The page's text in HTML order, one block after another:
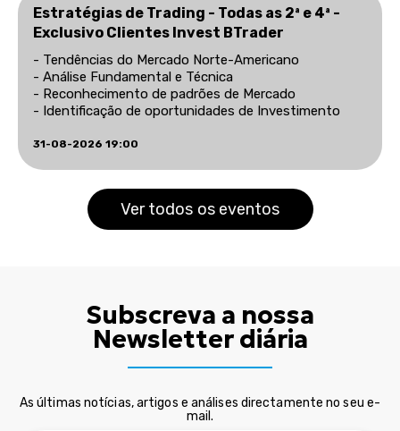
Estratégias de Trading - Todas as 2ª e 4ª -
Exclusivo Clientes Invest BTrader
- Tendências do Mercado Norte-Americano
- Análise Fundamental e Técnica
- Reconhecimento de padrões de Mercado
- Identificação de oportunidades de Investimento
31-08-2026 19:00
Ver todos os eventos
Subscreva a nossa
Newsletter diária
As últimas notícias, artigos e análises directamente no seu e-
mail.